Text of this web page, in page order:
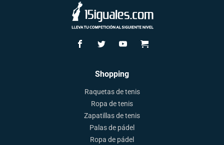
Shopping
Raquetas de tenis
Ropa de tenis
Zapatillas de tenis
Palas de pádel
Ropa de pádel